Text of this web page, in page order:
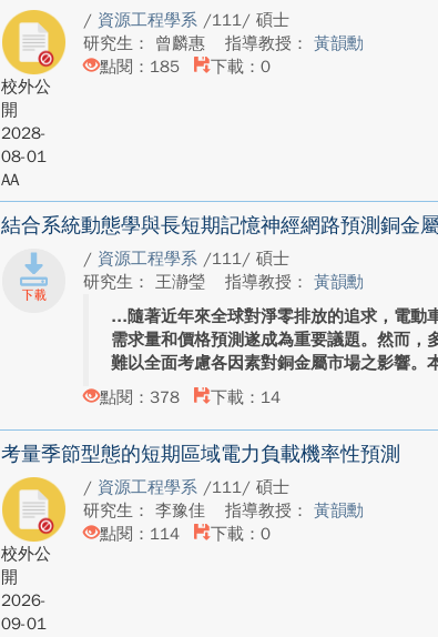
校外公
開
2028-
08-01
AA
/ 資源工程學系 /111/ 碩士
研究生： 曾麟惠
指導教授：黃韻勳
點閱：185
下載：0
結合系統動態學與長短期記憶神經網路預測銅金
/ 資源工程學系 /111/ 碩士
研究生： 王瀞瑩
指導教授：黃韻勳
隨著近年來全球對淨零排放的追求，電
需求量和價格預測遂成為重要議題。然而，
難以全面考慮各因素對銅金屬市場之影響。
點閱：378
下載：14
考量季節型態的短期區域電力負載機率性預測
校外公
開
2026-
09-01
/ 資源工程學系 /111/ 碩士
研究生： 李豫佳
指導教授：黃韻勳
點閱：114
下載：0